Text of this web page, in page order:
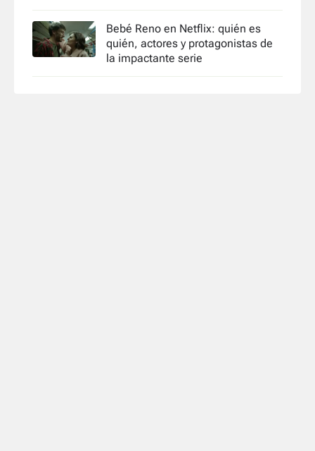
Bebé Reno en Netflix: quién es
quién, actores y protagonistas de
la impactante serie